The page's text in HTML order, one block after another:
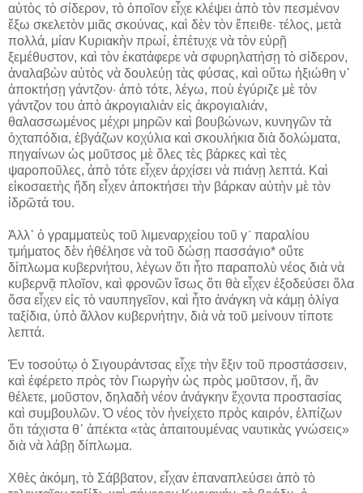
αὐτὸς τὸ σίδερον, τὸ ὁποῖον εἶχε κλέψει ἀπὸ τὸν πεσμένον
ἔξω σκελετὸν μιᾶς σκούνας, καὶ δὲν τὸν ἔπειθε· τέλος, μετὰ
πολλά, μίαν Κυριακὴν πρωί, ἐπέτυχε νὰ τὸν εὑρῇ
ξεμέθυστον, καὶ τὸν ἐκατάφερε νὰ σφυρηλατήσῃ τὸ σίδερον,
ἀναλαβὼν αὐτὸς νὰ δουλεύῃ τὰς φύσας, καὶ οὕτω ἠξιώθη ν᾽
ἀποκτήσῃ γάντζον· ἀπὸ τότε, λέγω, ποὺ ἐγύριζε μὲ τὸν
γάντζον του ἀπὸ ἀκρογιαλιὰν εἰς ἀκρογιαλιάν,
θαλασσωμένος μέχρι μηρῶν καὶ βουβώνων, κυνηγῶν τὰ
ὀχταπόδια, ἐβγάζων κοχύλια καὶ σκουλήκια διὰ δολώματα,
πηγαίνων ὡς μοῦτσος μὲ ὅλες τὲς βάρκες καὶ τὲς
ψαροποῦλες, ἀπὸ τότε εἶχεν ἀρχίσει νὰ πιάνῃ λεπτά. Καὶ
εἰκοσαετὴς ἤδη εἶχεν ἀποκτήσει τὴν βάρκαν αὐτὴν μὲ τὸν
ἱδρῶτά του.
Ἀλλ᾽ ὁ γραμματεὺς τοῦ λιμεναρχείου τοῦ γ´ παραλίου
τμήματος δὲν ἠθέλησε νὰ τοῦ δώσῃ πασσάγιο* οὔτε
δίπλωμα κυβερνήτου, λέγων ὅτι ἦτο παραπολὺ νέος διὰ νὰ
κυβερνᾷ πλοῖον, καὶ φρονῶν ἴσως ὅτι θὰ εἶχεν ἐξοδεύσει ὅλα
ὅσα εἶχεν εἰς τὸ ναυπηγεῖον, καὶ ἦτο ἀνάγκη νὰ κάμῃ ὀλίγα
ταξίδια, ὑπὸ ἄλλον κυβερνήτην, διὰ νὰ τοῦ μείνουν τίποτε
λεπτά.
Ἐν τοσούτῳ ὁ Σιγουράντσας εἶχε τὴν ἕξιν τοῦ προστάσσειν,
καὶ ἐφέρετο πρὸς τὸν Γιωργὴν ὡς πρὸς μοῦτσον, ἤ, ἂν
θέλετε, μοῦστον, δηλαδὴ νέον ἀνάγκην ἔχοντα προστασίας
καὶ συμβουλῶν. Ὁ νέος τὸν ἠνείχετο πρὸς καιρόν, ἐλπίζων
ὅτι τάχιστα θ᾽ ἀπέκτα «τὰς ἀπαιτουμένας ναυτικὰς γνώσεις»
διὰ νὰ λάβῃ δίπλωμα.
Χθὲς ἀκόμη, τὸ Σάββατον, εἶχαν ἐπαναπλεύσει ἀπὸ τὸ